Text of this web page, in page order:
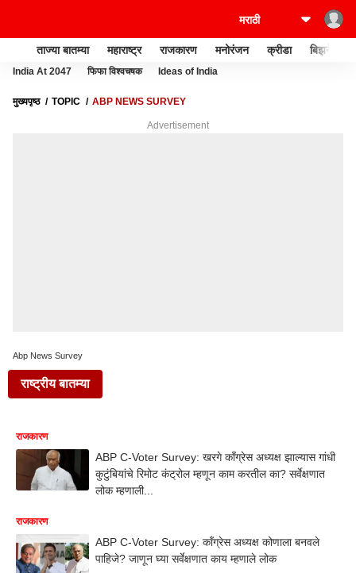
ताज्या बातम्या महाराष्ट्र राजकारण मनोरंजन क्रीडा बिझनेस
India At 2047 फिफा विश्वचषक Ideas of India
मुख्यपृष्ठ TOPIC ABP NEWS SURVEY
Advertisement
Abp News Survey
राष्ट्रीय बातम्या
राजकारण
ABP C-Voter Survey: खरगे काँग्रेस अध्यक्ष झाल्यास गांधी
कुटुंबियांचे रिमोट कंट्रोल म्हणून काम करतील का? सर्वेक्षणात
लोक म्हणाली...
राजकारण
ABP C-Voter Survey: काँग्रेस अध्यक्ष कोणाला बनवले
पाहिजे? जाणून घ्या सर्वेक्षणात काय म्हणाले लोक